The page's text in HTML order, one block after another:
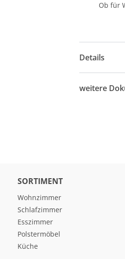
Ob für
Details
weitere
SORTIMENT
Wohnzimmer
Schlafzimmer
Esszimmer
Polstermöbel
Küche